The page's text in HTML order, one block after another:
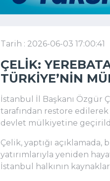
Tarih : 2026-06-03 17:00:41
ÇELIK:
TÜRKIYE’NIN
İstanbul İl Başkanı Özgür
tarafından restore edilerek
devlet mülkiyetine
Çelik, yaptığı açıklamada,
yatırımlarıyla yeniden
İstanbul halkının